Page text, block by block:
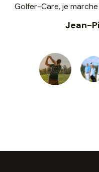
semaines Golfer-